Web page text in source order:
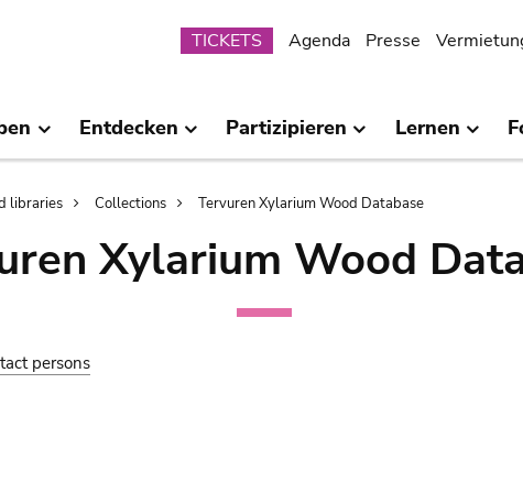
Submenu
TICKETS Agenda Presse
Entdecken Partizipieren Lernen
libraries Collections Tervuren Xylarium Wood Database
Xylarium Wood
persons